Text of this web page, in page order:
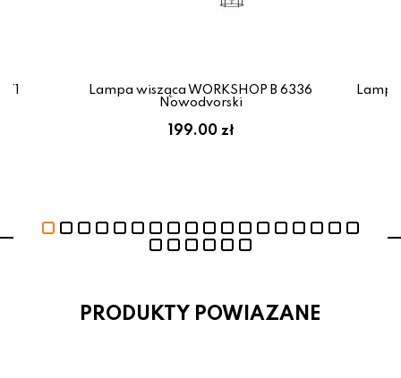
Lampa wisząca WORKSHOP B 6336
Nowodvorski
199.00 zł
PRODUKTY POWIAZANE